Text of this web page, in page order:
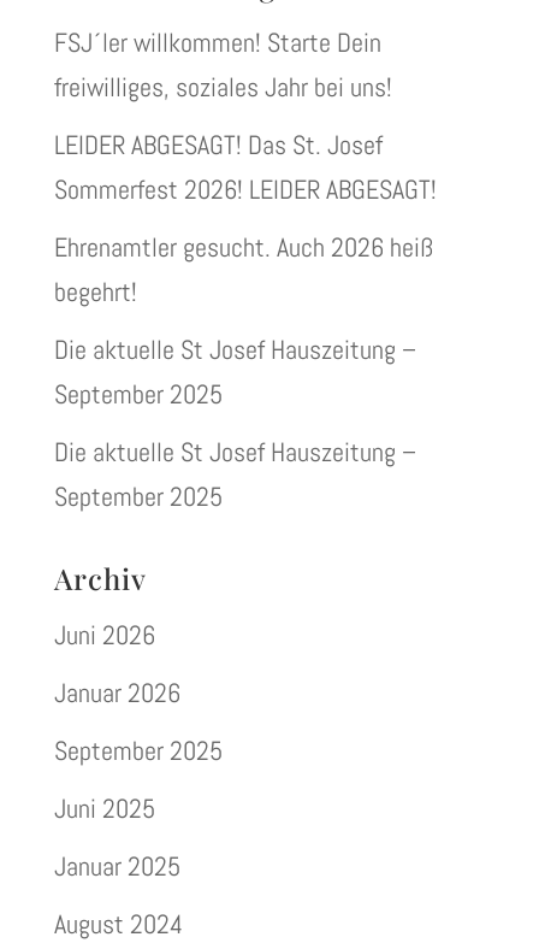
FSJ´ler willkommen! Starte Dein
freiwilliges, soziales Jahr bei uns!
LEIDER ABGESAGT! Das St. Josef
Sommerfest 2026! LEIDER ABGESAGT!
Ehrenamtler gesucht. Auch 2026 heiß
begehrt!
Die aktuelle St Josef Hauszeitung –
September 2025
Die aktuelle St Josef Hauszeitung –
September 2025
Archiv
Juni 2026
Januar 2026
September 2025
Juni 2025
Januar 2025
August 2024